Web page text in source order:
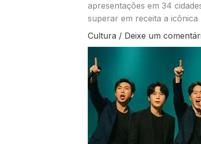
apresentações em 34
superar em receita a
Cultura / Deixe um